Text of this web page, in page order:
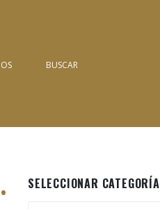
BUSCAR
SELECCIONAR CATEGORÍA